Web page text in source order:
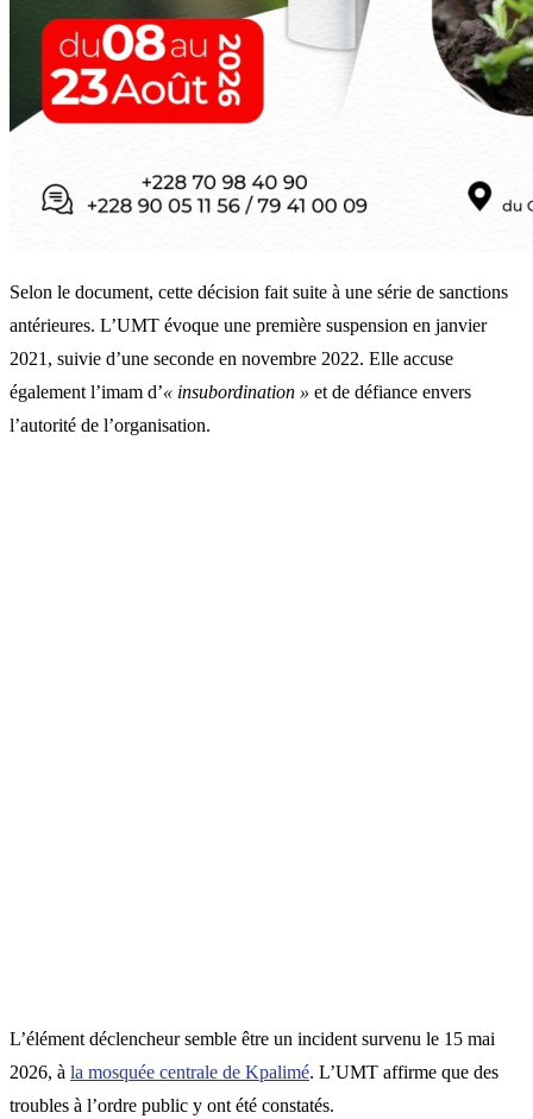
Selon le document, cette décision fait suite à une série de sanctions
antérieures. L’UMT évoque une première suspension en janvier
2021, suivie d’une seconde en novembre 2022. Elle accuse
également l’imam d’« insubordination » et de défiance envers
l’autorité de l’organisation.
L’élément déclencheur semble être un incident survenu le 15 mai
2026, à la mosquée centrale de Kpalimé. L’UMT affirme que des
troubles à l’ordre public y ont été constatés.